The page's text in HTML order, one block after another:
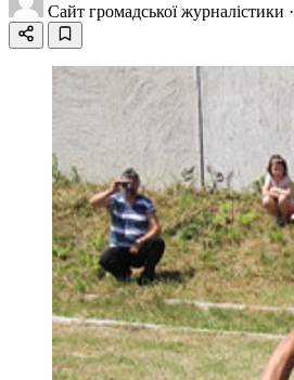
Сайт громадської журналістики ·